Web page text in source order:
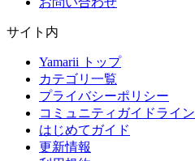
サイト内
Yamarii トップ
カテゴリ一覧
プライバシーポリシー
コミュニティガイドライン
はじめてガイド
更新情報